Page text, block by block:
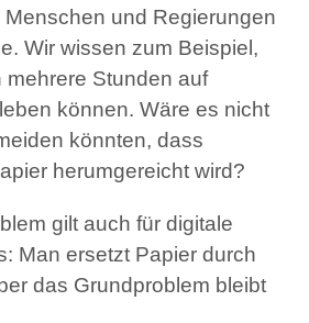
und Regierungen
Wir wissen zum Beispiel,
Stunden auf
können. Wäre es nicht
könnten, dass
herumgereicht wird?
gilt auch für digitale
Man ersetzt Papier durch
das Grundproblem bleibt